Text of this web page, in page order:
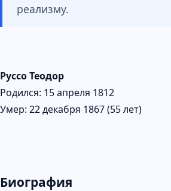
реализму.
Руссо Теодор
Родился: 15 апреля 1812
Умер: 22 декабря 1867 (55 лет)
Биография